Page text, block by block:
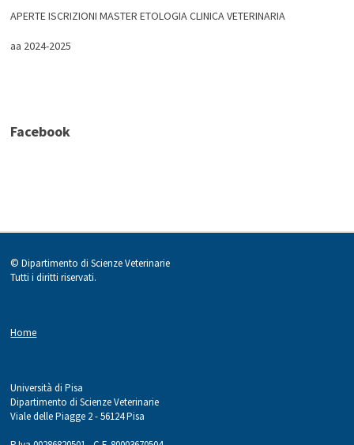
APERTE ISCRIZIONI MASTER ETOLOGIA CLINICA VETERINARIA
aa 2024-2025
Facebook
© Dipartimento di Scienze Veterinarie
Tutti i diritti riservati.
Home
Università di Pisa
Dipartimento di Scienze Veterinarie
Viale delle Piagge 2 - 56124 Pisa